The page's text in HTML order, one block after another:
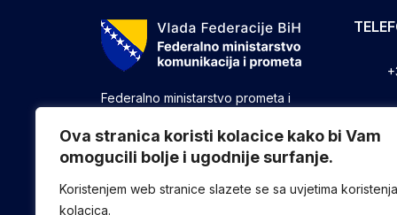
Ova stranica koristi kolacice kako bi Vam
omogucili bolje i ugodnije surfanje.
Koristenjem web stranice slazete se sa uvjetima koristenja
kolacica.
Federalno ministarstvo prometa i
druge poslove utvrđene zakonom koji
se odnose na ostvarivanje nadležnosti
Federacije u oblasti prometa i
komunikacija.